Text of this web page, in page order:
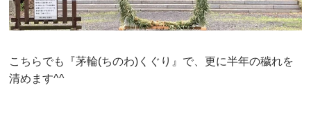
こちらでも『茅輪(ちのわ)くぐり』で、更に半年の穢れを
清めます^^